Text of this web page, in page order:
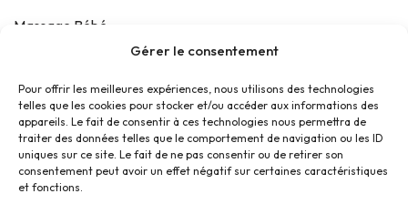
Gérer le consentement
Pour offrir les meilleures expériences, nous utilisons des technologies
telles que les cookies pour stocker et/ou accéder aux informations des
appareils. Le fait de consentir à ces technologies nous permettra de
traiter des données telles que le comportement de navigation ou les ID
uniques sur ce site. Le fait de ne pas consentir ou de retirer son
consentement peut avoir un effet négatif sur certaines caractéristiques
et fonctions.
Massage Bébé
Les jeudis de La Parolière
16 juin 2026